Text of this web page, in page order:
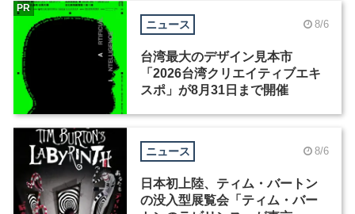
ニュース 8/6
台湾最大のデザイン見本市
「2026台湾クリエイティブエキ
スポ」が8月31日まで開催
PR
ニュース 8/6
日本初上陸、ティム・バートン
の没入型展覧会「ティム・バー